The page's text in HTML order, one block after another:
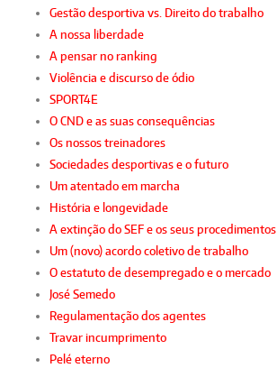
Gestão desportiva vs. Direito do trabalho
A nossa liberdade
A pensar no ranking
Violência e discurso de ódio
SPORT4E
O CND e as suas consequências
Os nossos treinadores
Sociedades desportivas e o futuro
Um atentado em marcha
História e longevidade
A extinção do SEF e os seus procedimentos
Um (novo) acordo coletivo de trabalho
O estatuto de desempregado e o mercado
José Semedo
Regulamentação dos agentes
Travar incumprimento
Pelé eterno